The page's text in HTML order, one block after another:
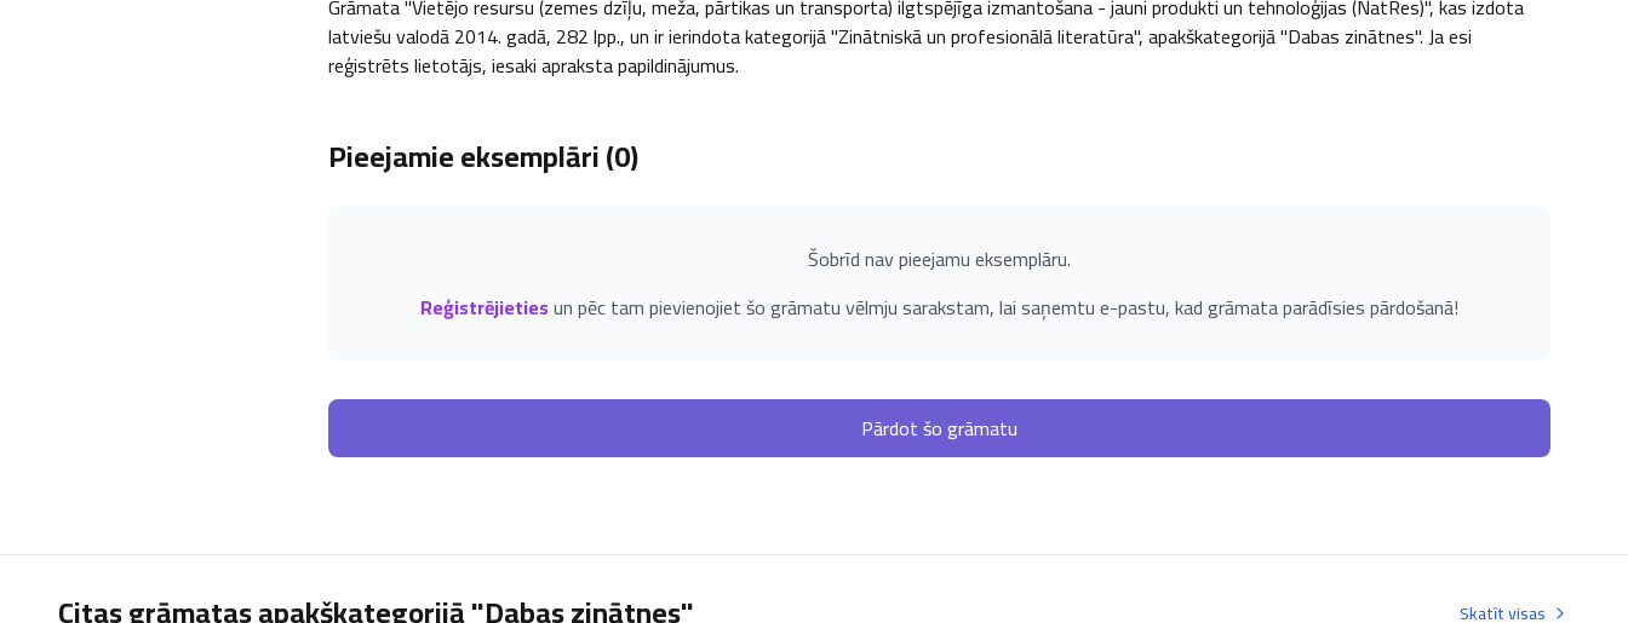
Grāmata "Vietējo resursu (zemes dzīļu, meža, pārtikas un transporta) ilgtspējīga izmantošana - jauni produkti un tehnoloģijas (NatRes)", kas izdota
latviešu valodā 2014. gadā, 282 lpp., un ir ierindota kategorijā "Zinātniskā un profesionālā literatūra", apakškategorijā "Dabas zinātnes". Ja esi
reģistrēts lietotājs, iesaki apraksta papildinājumus.
Pieejamie eksemplāri (0)
Šobrīd nav pieejamu eksemplāru.
Reģistrējietiesun pēc tam pievienojiet šo grāmatu vēlmju sarakstam, lai saņemtu e-pastu, kad grāmata parādīsies pārdošanā!
Pārdot šo grāmatu
Skatīt visas